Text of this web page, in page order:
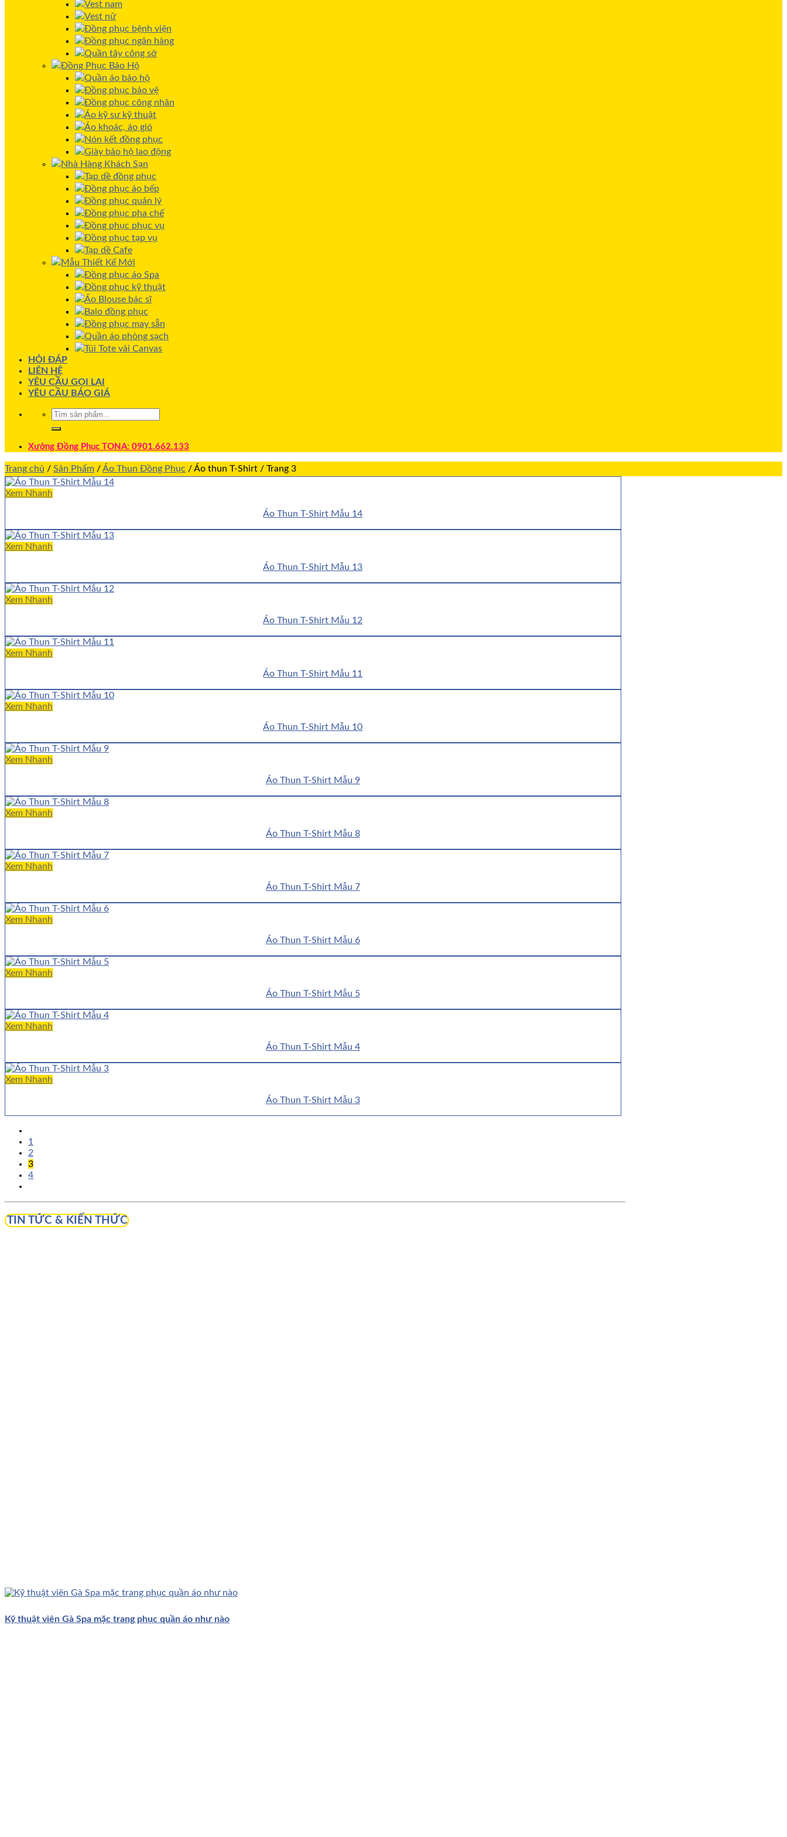
Vest nam
Vest nữ
Đồng phục bệnh viện
Đồng phục ngân hàng
Quần tây công sở
Đồng Phục Bảo Hộ
Quần áo bảo hộ
Đồng phục bảo vệ
Đồng phục công nhân
Áo kỹ sư kỹ thuật
Áo khoác, áo gió
Nón kết đồng phục
Giày bảo hộ lao động
Nhà Hàng Khách Sạn
Tạp dề đồng phục
Đồng phục áo bếp
Đồng phục quản lý
Đồng phục pha chế
Đồng phục phục vụ
Đồng phục tạp vụ
Tạp dề Cafe
Mẫu Thiết Kế Mới
Đồng phục áo Spa
Đồng phục kỹ thuật
Áo Blouse bác sĩ
Balo đồng phục
Đồng phục may sẵn
Quần áo phòng sạch
Túi Tote vải Canvas
HỎI ĐÁP
LIÊN HỆ
YÊU CẦU GỌI LẠI
YÊU CẦU BÁO GIÁ
Xưởng Đồng Phục TONA: 0901.662.133
Trang chủ / Sản Phẩm /Áo Thun Đồng Phục /Áo thun T-Shirt / Trang 3
Xem Nhanh
Áo Thun T-Shirt Mẫu 14
Xem Nhanh
Áo Thun T-Shirt Mẫu 13
Xem Nhanh
Áo Thun T-Shirt Mẫu 12
Xem Nhanh
Áo Thun T-Shirt Mẫu 11
Xem Nhanh
Áo Thun T-Shirt Mẫu 10
Xem Nhanh
Áo Thun T-Shirt Mẫu 9
Xem Nhanh
Áo Thun T-Shirt Mẫu 8
Xem Nhanh
Áo Thun T-Shirt Mẫu 7
Xem Nhanh
Áo Thun T-Shirt Mẫu 6
Xem Nhanh
Áo Thun T-Shirt Mẫu 5
Xem Nhanh
Áo Thun T-Shirt Mẫu 4
Xem Nhanh
Áo Thun T-Shirt Mẫu 3
1
2
3
4
TIN TỨC & KIẾN THỨC
Kỹ thuật viên Gà Spa mặc trang phục quần áo như nào